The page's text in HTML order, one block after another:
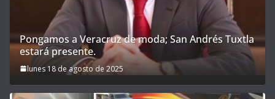
Pongamos a Veracruz de moda; San Andrés Tuxtla
estará presente.
lunes 18 de agosto de 2025